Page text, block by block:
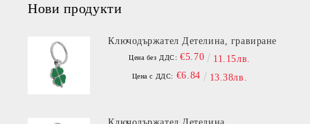
Нови продукти
Ключодържател Детелина, гравиране
Цена без ДДС: €5.70 11.15лв.
Цена с ДДС: €6.84 13.38лв.